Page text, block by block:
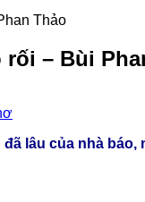
Thảo
– Bùi
lâu của nhà